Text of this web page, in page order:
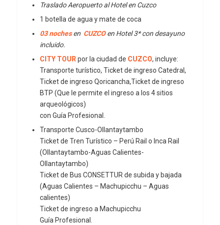
Traslado Aeropuerto al Hotel en Cuzco
1 botella de agua y mate de coca
03 nochesen CUZCOen Hotel 3* con desayuno
incluido.
CITY TOUR por la ciudad de CUZCO, incluye:
Transporte turístico, Ticket de ingreso Catedral,
Ticket de ingreso Qoricancha,Ticket de ingreso
BTP (Que le permite el ingreso a los 4 sitios
arqueológicos)
con Guía Profesional.
Transporte Cusco-Ollantaytambo
Ticket de Tren Turístico – Perú Rail o Inca Rail
(Ollantaytambo-Aguas Calientes-
Ollantaytambo)
Ticket de Bus CONSETTUR de subida y bajada
(Aguas Calientes – Machupicchu – Aguas
calientes)
Ticket de ingreso a Machupicchu
Guía Profesional.